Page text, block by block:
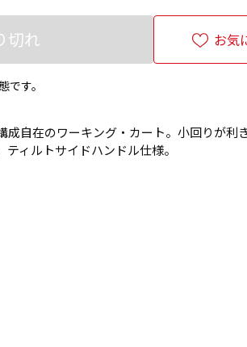
切れ お気
す。
成自在のワーキング・カート。小回りが利
ティルトサイドハンドル仕様。